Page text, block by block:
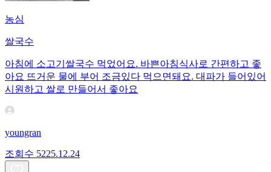
농심
쌀국수
아침에 소고기쌀국수 먹었어요. 바쁜아침식사로 간편하고 좋
아요 뜨거운 물에 부어 조금있다 먹으면돼요. 대파가 들어있어
시원하고 쌀로 만들어서 좋아요
youngran
조회수 5225.12.24